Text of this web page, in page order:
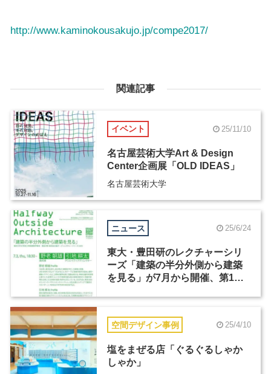
http://www.kaminokousakujo.jp/compe2017/
関連記事
イベント 25/11/10
名古屋芸術大学Art & Design
Center企画展「OLD IDEAS」
名古屋芸術大学
ニュース 25/6/24
東大・豊田研のレクチャーシリ
ーズ「建築の半分外側から建築
を見る」が7月から開催、第1回
空間デザイン事例 25/4/10
塩をまぜる店「ぐるぐるしゃか
しゃか」